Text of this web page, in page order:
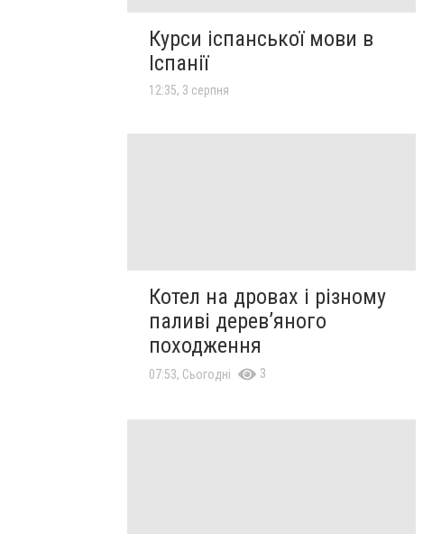
Курси іспанської мови в
Іспанії
12:35, 3 серпня
Котел на дровах і різному
паливі дерев’яного
походження
07:53, Сьогодні 3